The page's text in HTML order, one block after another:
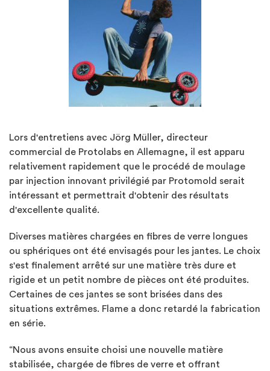
Lors d'entretiens avec Jörg Müller, directeur
commercial de Protolabs en Allemagne, il est apparu
relativement rapidement que le procédé de moulage
par injection innovant privilégié par Protomold serait
intéressant et permettrait d'obtenir des résultats
d'excellente qualité.
Diverses matières chargées en fibres de verre longues
ou sphériques ont été envisagés pour les jantes. Le choix
s'est finalement arrêté sur une matière très dure et
rigide et un petit nombre de pièces ont été produites.
Certaines de ces jantes se sont brisées dans des
situations extrêmes. Flame a donc retardé la fabrication
en série.
“Nous avons ensuite choisi une nouvelle matière
stabilisée, chargée de fibres de verre et offrant